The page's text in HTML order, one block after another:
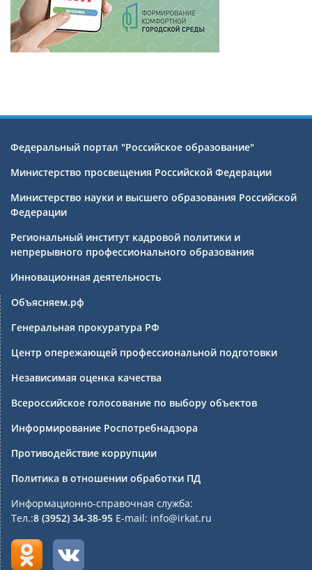
Федеральный портал "Российское образование"
Министерство просвещения Российской Федерации
Министерство науки и высшего образования Российской
Федерации
Региональный институт кадровой политики и
непрерывного профессионального образования
Инновационная деятельность
Объясняем.рф
Генеральная прокуратура РФ
Центр опережающей профессиональной подготовки
Независимая оценка качества
Всероссийское голосование по выбору объектов
Информирование Роспотребнадзора
Противодействие коррупции
Политика в отношении обработки ПД
Информационно-справочная служба:
Тел.:8 (3952) 34-38-95 E-mail: info@irkat.ru